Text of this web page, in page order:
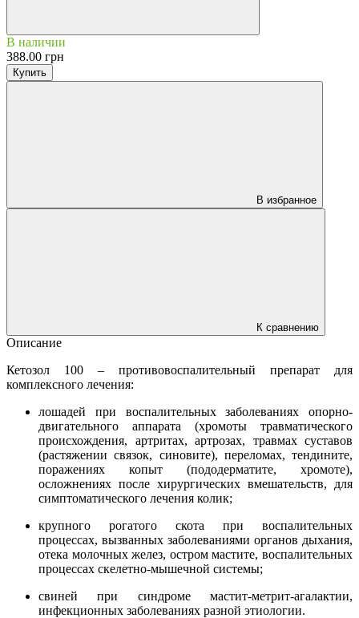
В наличии
388.00 грн
Купить
В избранное
К сравнению
Описание
Кетозол 100 – противовоспалительный препарат для
комплексного лечения:
лошадей при воспалительных заболеваниях опорно-
двигательного аппарата (хромоты травматического
происхождения, артритах, артрозах, травмах суставов
(растяжении связок, синовите), переломах, тендините,
поражениях копыт (пододерматите, хромоте),
осложнениях после хирургических вмешательств, для
симптоматического лечения колик;
крупного рогатого скота при воспалительных
процессах, вызванных заболеваниями органов дыхания,
отека молочных желез, остром мастите, воспалительных
процессах скелетно-мышечной системы;
свиней при синдроме мастит-метрит-агалактии,
инфекционных заболеваниях разной этиологии.